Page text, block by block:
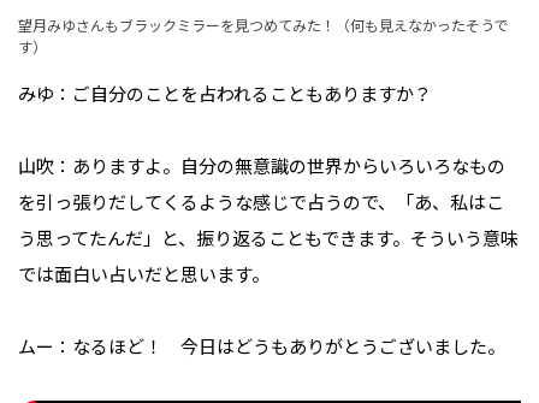
望月みゆさんもブラックミラーを見つめてみた！（何も見えなかったそうで
す）
みゆ：ご自分のことを占われることもありますか？
山吹：ありますよ。自分の無意識の世界からいろいろなもの
を引っ張りだしてくるような感じで占うので、「あ、私はこ
う思ってたんだ」と、振り返ることもできます。そういう意味
では面白い占いだと思います。
ムー：なるほど！ 今日はどうもありがとうございました。